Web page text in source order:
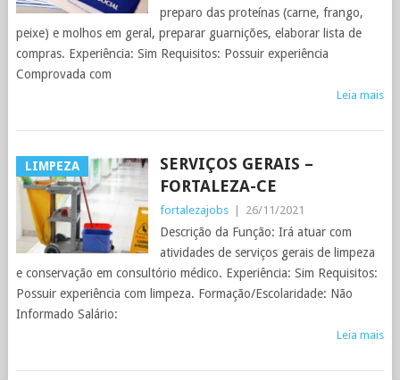
preparo das proteínas (carne, frango,
peixe) e molhos em geral, preparar guarnições, elaborar lista de
compras. Experiência: Sim Requisitos: Possuir experiência
Comprovada com
Leia mais
LIMPEZA
SERVIÇOS GERAIS –
FORTALEZA-CE
fortalezajobs 26/11/2021
Descrição da Função: Irá atuar com
atividades de serviços gerais de limpeza
e conservação em consultório médico. Experiência: Sim Requisitos:
Possuir experiência com limpeza. Formação/Escolaridade: Não
Informado Salário:
Leia mais